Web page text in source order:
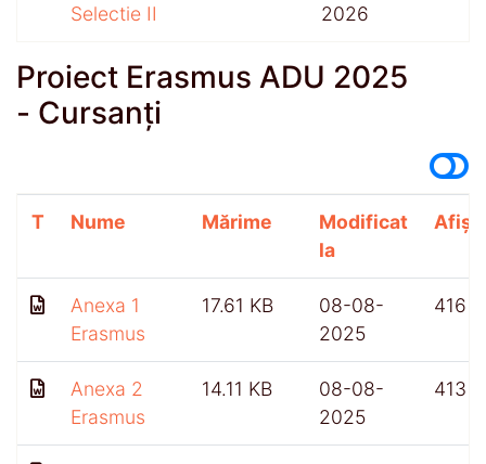
Selectie II
2026
Proiect Erasmus ADU 2025
- Cursanți
T Nume Mărime
Modificat
la
Anexa 1
Erasmus
17.61 KB
08-08-
2025
416
Anexa 2
Erasmus
14.11 KB
08-08-
2025
413